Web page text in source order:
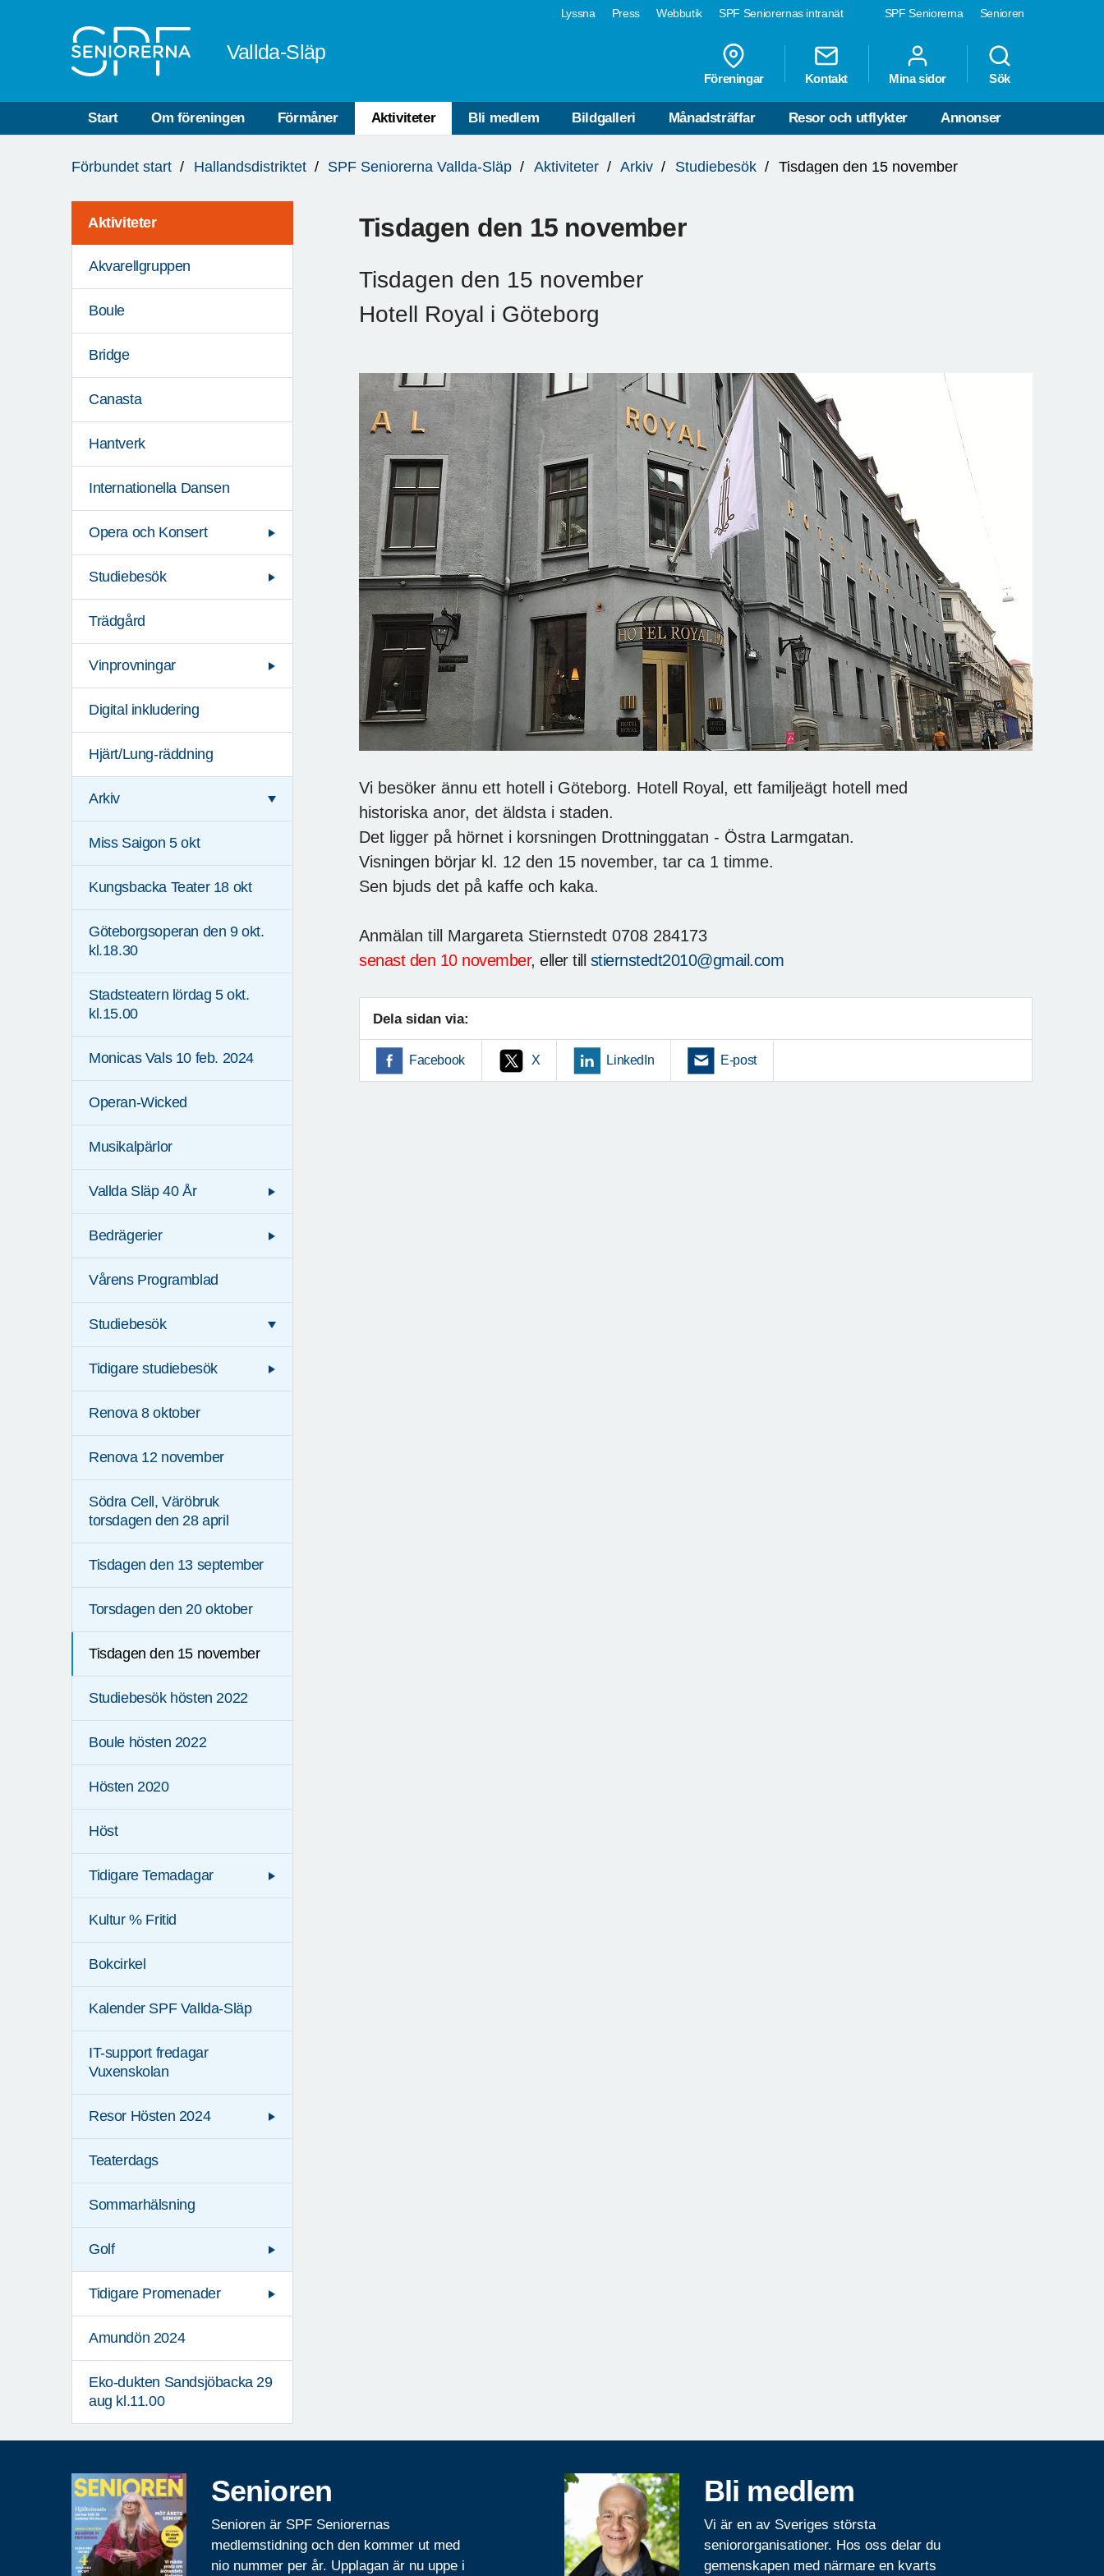
SPF Seniorerna Senioren
Lyssna Press Webbutik SPF Seniorernas intranät
Vallda-Släp
Föreningar Kontakt Mina sidor Sök
Start Om föreningen Förmåner Aktiviteter Bli medlem Bildgalleri Månadsträffar Resor och utflykter Annonser
är
Förbundet start Hallandsdistriktet SPF Seniorerna Vallda-Släp Aktiviteter Arkiv Studiebesök Tisdagen den 15 november
Aktiviteter
Akvarellgruppen
Boule
Bridge
Canasta
Hantverk
Internationella Dansen
Opera och Konsert
Studiebesök
Trädgård
Vinprovningar
Digital inkludering
Hjärt/Lung-räddning
Arkiv
Miss Saigon 5 okt
Kungsbacka Teater 18 okt
Göteborgsoperan den 9 okt.
kl.18.30
Stadsteatern lördag 5 okt.
kl.15.00
Monicas Vals 10 feb. 2024
Operan-Wicked
Musikalpärlor
Vallda Släp 40 År
Bedrägerier
Vårens Programblad
Studiebesök
Tidigare studiebesök
Renova 8 oktober
Renova 12 november
Södra Cell, Väröbruk
torsdagen den 28 april
Tisdagen den 13 september
Torsdagen den 20 oktober
Tisdagen den 15 november
Studiebesök hösten 2022
Boule hösten 2022
Hösten 2020
Höst
Tidigare Temadagar
Kultur % Fritid
Bokcirkel
Kalender SPF Vallda-Släp
IT-support fredagar
Vuxenskolan
Resor Hösten 2024
Teaterdags
Sommarhälsning
Golf
Tidigare Promenader
Amundön 2024
Eko-dukten Sandsjöbacka 29
aug kl.11.00
Tisdagen den 15 november
Tisdagen den 15 november
Hotell Royal i Göteborg
Vi besöker ännu ett hotell i Göteborg. Hotell Royal, ett familjeägt hotell med
historiska anor, det äldsta i staden.
Det ligger på hörnet i korsningen Drottninggatan - Östra Larmgatan.
Visningen börjar kl. 12 den 15 november, tar ca 1 timme.
Sen bjuds det på kaffe och kaka.
Anmälan till Margareta Stiernstedt 0708 284173
senast den 10 november, eller till stiernstedt2010@gmail.com
Dela sidan via:
Facebook X LinkedIn E-post
Senioren
Senioren är SPF Seniorernas
medlemstidning och den kommer ut med
nio nummer per år. Upplagan är nu uppe i
Bli medlem
Vi är en av Sveriges största
seniororganisationer. Hos oss delar du
gemenskapen med närmare en kvarts